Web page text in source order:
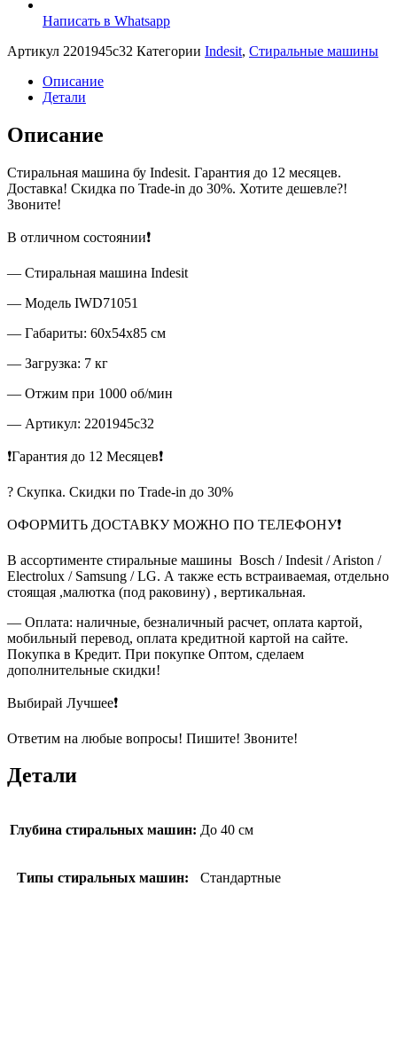
Написать в Whatsapp
Артикул 2201945c32 Категории Indesit, Стиральные машины
Описание
Детали
Описание
Стиральная машина бу Indesit. Гарантия до 12 месяцев.
Доставка! Скидка по Trade-in до 30%. Хотите дешевле?!
Звоните!
В отличном состоянии❗
— Стиральная машина Indesit
— Модель IWD71051
— Габариты: 60х54х85 см
— Загрузка: 7 кг
— Отжим при 1000 об/мин
— Артикул: 2201945c32
❗Гарантия до 12 Месяцев❗
? Скупка. Скидки по Тrade-in до 30%
ОФОРМИТЬ ДОСТАВКУ МОЖНО ПО ТЕЛЕФОНУ❗
В ассортименте стиральные машины Bosch / Indesit / Ariston /
Electrolux / Samsung / LG. А также есть встраиваемая, отдельно
стоящая ,малютка (под раковину) , вертикальная.
— Оплата: наличные, безналичный расчет, оплата картой,
мобильный перевод, оплата кредитной картой на сайте.
Покупка в Кредит. При покупке Оптом, сделаем
дополнительные скидки!
Выбирай Лучшее❗
Ответим на любые вопросы! Пишите! Звоните!
Детали
Глубина стиральных машин: До 40 см
Типы стиральных машин: Стандартные